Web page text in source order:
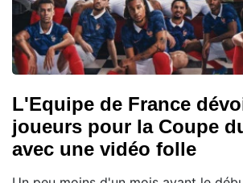
L'Equipe de France
joueurs pour la Coupe
avec une vidéo folle